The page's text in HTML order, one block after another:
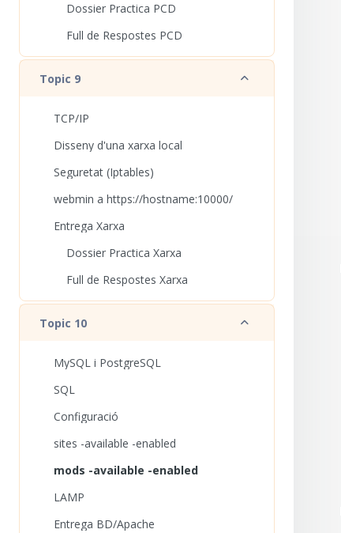
Dossier Practica PCD
Full de Respostes PCD
Topic 9 Redueix
TCP/IP
Disseny d'una xarxa local
Seguretat (Iptables)
webmin a https://hostname:10000/
Entrega Xarxa
Dossier Practica Xarxa
Full de Respostes Xarxa
Topic 10 Redueix
MySQL i PostgreSQL
SQL
Configuració
sites -available -enabled
mods -available -enabled
LAMP
Entrega BD/Apache